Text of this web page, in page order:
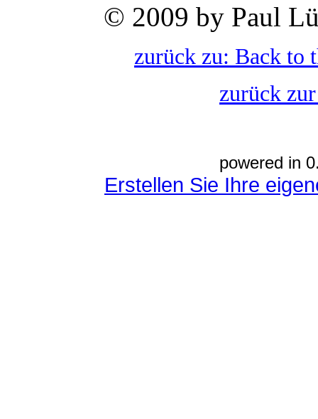
© 2009 by Paul
zurück zu: Back to
zurück
powered in
Erstellen Sie Ihre